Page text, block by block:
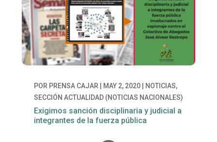
POR PRENSA CAJAR MAY 2, 2020| NOTICIAS,
SECCIÓN ACTUALIDAD (NOTICIAS NACIONALES)
Exigimos sanción disciplinaria y judicial a
integrantes de la fuerza pública